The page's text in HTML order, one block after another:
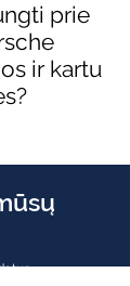
prie
ir kartu